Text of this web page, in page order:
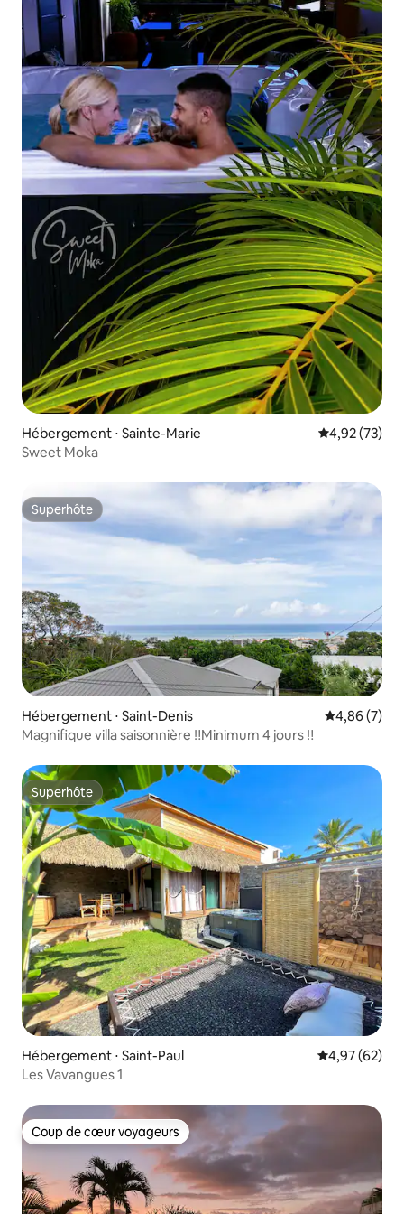
Hébergement ⋅ Sainte-Marie Évaluation
4,92 (73)
Sweet Moka
Superhôte
Superhôte
Hébergement ⋅ Saint-Denis Évaluation
4,86 (7)
Magnifique villa saisonnière ‼️Minimum 4 jours ‼️
Superhôte
Superhôte
Hébergement ⋅ Saint-Paul Évaluation
4,97 (62)
Les Vavangues 1
Coup de cœur voyageurs
Coup de cœur voyageurs